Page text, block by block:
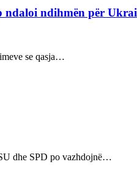
ndaloi ndihmën për
se qasja…
dhe SPD po vazhdojnë…